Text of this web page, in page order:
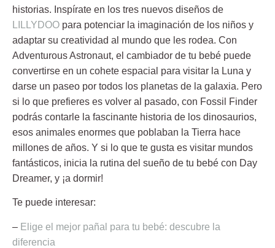
historias. Inspírate en los tres nuevos diseños de
LILLYDOO para potenciar la imaginación de los niños y
adaptar su creatividad al mundo que les rodea. Con
Adventurous Astronaut, el cambiador de tu bebé puede
convertirse en un cohete espacial para visitar la Luna y
darse un paseo por todos los planetas de la galaxia. Pero
si lo que prefieres es volver al pasado, con Fossil Finder
podrás contarle la fascinante historia de los dinosaurios,
esos animales enormes que poblaban la Tierra hace
millones de años. Y si lo que te gusta es visitar mundos
fantásticos, inicia la rutina del sueño de tu bebé con Day
Dreamer, y ¡a dormir!
Te puede interesar:
– Elige el mejor pañal para tu bebé: descubre la
diferencia